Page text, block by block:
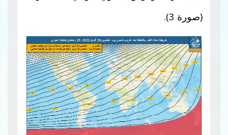
(صورة 3).